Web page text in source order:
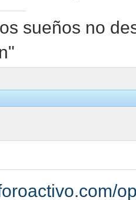
sueños no